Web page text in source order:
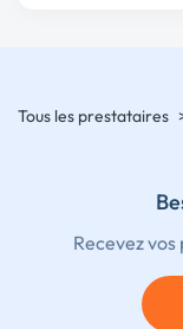
Tous les prestataires
Recevez